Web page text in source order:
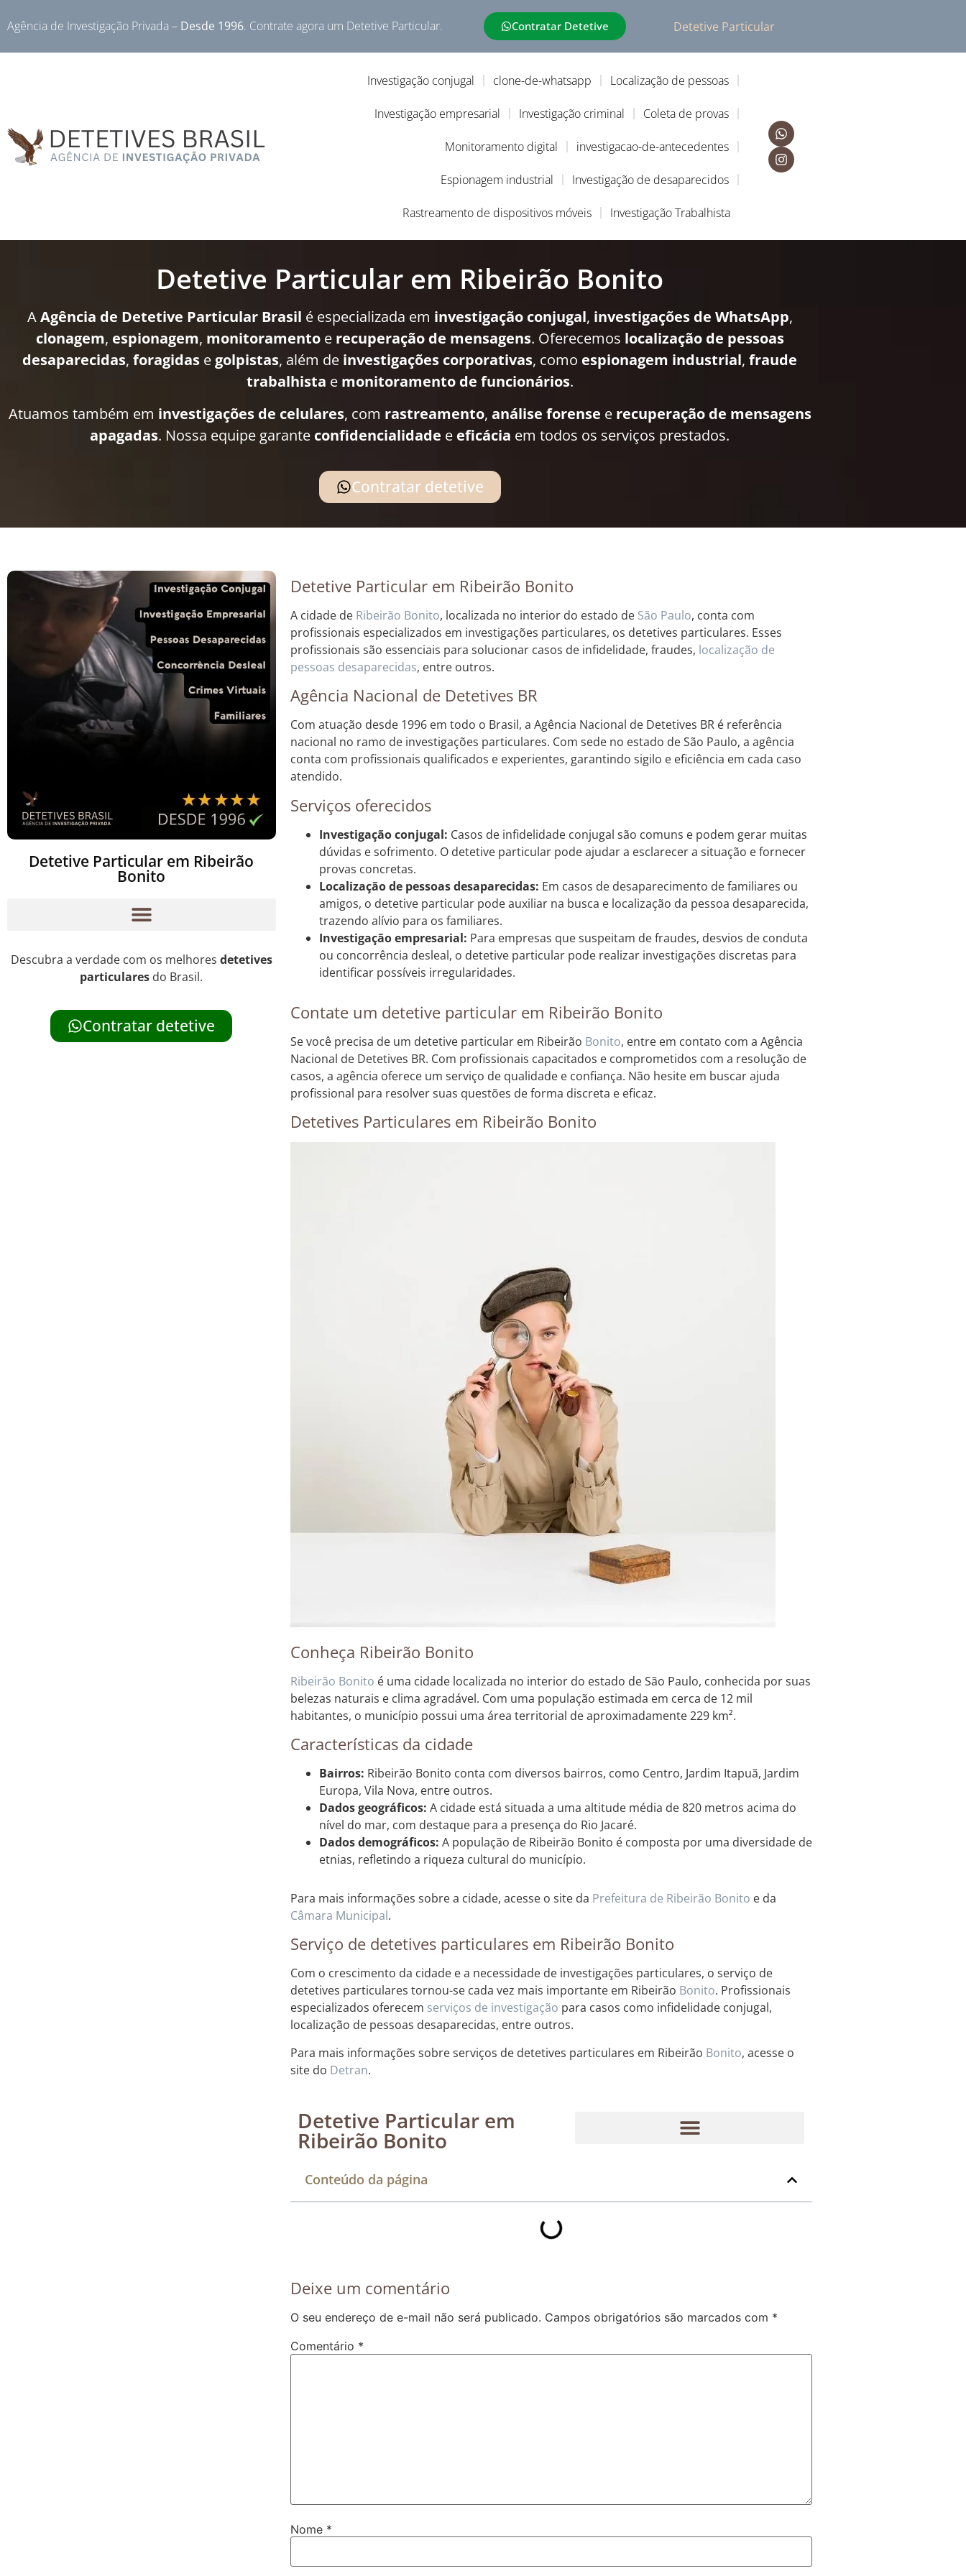
Agência de Investigação Privada – Desde 1996. Contrate agora um Detetive Particular. Contratar Detetive Detetive Particular
Investigação conjugal clone-de-whatsapp Localização de pessoas
Investigação empresarial Investigação criminal Coleta de provas
Monitoramento digital investigacao-de-antecedentes
Espionagem industrial Investigação de desaparecidos
Rastreamento de dispositivos móveis Investigação Trabalhista
Detetive Particular em Ribeirão Bonito
AAgência de Detetive Particular Brasil é especializada em investigação conjugal, investigações de WhatsApp,
clonagem, espionagem, monitoramentoe recuperação de mensagens. Oferecemos localização de pessoas
desaparecidas, foragidas e golpistas, além de investigações corporativas, como espionagem industrial, fraude
trabalhista e monitoramento de funcionários.
Atuamos também em investigações de celulares, com rastreamento, análise forense e recuperação de mensagens
apagadas. Nossa equipe garante confidencialidade e eficácia em todos os serviços prestados.
Contratar detetive
Detetive Particular em Ribeirão
Bonito
Descubra a verdade com os melhores detetives
particulares do Brasil.
Contratar detetive
Detetive Particular em Ribeirão Bonito
A cidade de Ribeirão Bonito, localizada no interior do estado de São Paulo, conta com
profissionais especializados em investigações particulares, os detetives particulares. Esses
profissionais são essenciais para solucionar casos de infidelidade, fraudes, localização de
pessoas desaparecidas, entre outros.
Agência Nacional de Detetives BR
Com atuação desde 1996 em todo o Brasil, a Agência Nacional de Detetives BR é referência
nacional no ramo de investigações particulares. Com sede no estado de São Paulo, a agência
conta com profissionais qualificados e experientes, garantindo sigilo e eficiência em cada caso
atendido.
Serviços oferecidos
Investigação conjugal: Casos de infidelidade conjugal são comuns e podem gerar muitas
dúvidas e sofrimento. O detetive particular pode ajudar a esclarecer a situação e fornecer
provas concretas.
Localização de pessoas desaparecidas: Em casos de desaparecimento de familiares ou
amigos, o detetive particular pode auxiliar na busca e localização da pessoa desaparecida,
trazendo alívio para os familiares.
Investigação empresarial: Para empresas que suspeitam de fraudes, desvios de conduta
ou concorrência desleal, o detetive particular pode realizar investigações discretas para
identificar possíveis irregularidades.
Contate um detetive particular em Ribeirão Bonito
Se você precisa de um detetive particular em Ribeirão Bonito, entre em contato com a Agência
Nacional de Detetives BR. Com profissionais capacitados e comprometidos com a resolução de
casos, a agência oferece um serviço de qualidade e confiança. Não hesite em buscar ajuda
profissional para resolver suas questões de forma discreta e eficaz.
Detetives Particulares em Ribeirão Bonito
Conheça Ribeirão Bonito
Ribeirão Bonito é uma cidade localizada no interior do estado de São Paulo, conhecida por suas
belezas naturais e clima agradável. Com uma população estimada em cerca de 12 mil
habitantes, o município possui uma área territorial de aproximadamente 229 km².
Características da cidade
Bairros: Ribeirão Bonito conta com diversos bairros, como Centro, Jardim Itapuã, Jardim
Europa, Vila Nova, entre outros.
Dados geográficos: A cidade está situada a uma altitude média de 820 metros acima do
nível do mar, com destaque para a presença do Rio Jacaré.
Dados demográficos: A população de Ribeirão Bonito é composta por uma diversidade de
etnias, refletindo a riqueza cultural do município.
Para mais informações sobre a cidade, acesse o site da Prefeitura de Ribeirão Bonito e da
Câmara Municipal.
Serviço de detetives particulares em Ribeirão Bonito
Com o crescimento da cidade e a necessidade de investigações particulares, o serviço de
detetives particulares tornou-se cada vez mais importante em Ribeirão Bonito. Profissionais
especializados oferecem serviços de investigação para casos como infidelidade conjugal,
localização de pessoas desaparecidas, entre outros.
Para mais informações sobre serviços de detetives particulares em Ribeirão Bonito, acesse o
site do Detran.
Detetive Particular em
Ribeirão Bonito
Conteúdo da página
Deixe um comentário
O seu endereço de e-mail não será publicado. Campos obrigatórios são marcados com *
Comentário *
Nome *